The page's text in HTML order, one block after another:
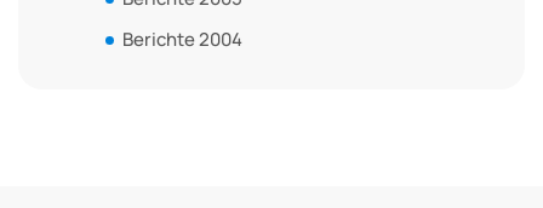
Berichte 2004